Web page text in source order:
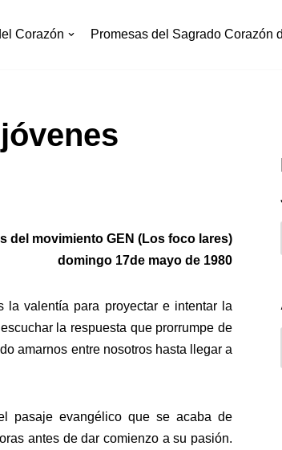
Corazón Promesas del Sagrado Corazón
del movimiento GEN (Los foco lares)
domingo 17de mayo de 1980
valentía para proyectar e intentar la
la respuesta que prorrumpe de
amarnos entre nosotros hasta llegar a
pasaje evangélico que se acaba de
antes de dar comienzo a su pasión.